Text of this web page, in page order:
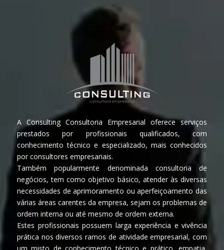
A Consulting Consultoria Empresarial oferece serviços
prestados por profissionais qualificados, com
conhecimento técnico e especializado, mais conhecidos
por consultores empresariais.
Também popularmente denominada consultoria de
negócios, tem como objetivo básico, atender às diversas
necessidades de aprimoramento ou aperfeiçoamento das
várias áreas carentes da empresa, sejam os problemas de
ordem interna ou até mesmo de ordem externa.
Estes profissionais possuem larga experiência e vivência
prática nos diversos ramos de atividade empresarial, com